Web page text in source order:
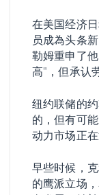
在美国经济
员成為头条
勒姆重申了
高"，但承认
纽约联储的
的，但有可
动力市场正在
早些时候，
的鹰派立场